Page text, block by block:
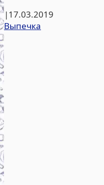
|17.03.2019
Выпечка